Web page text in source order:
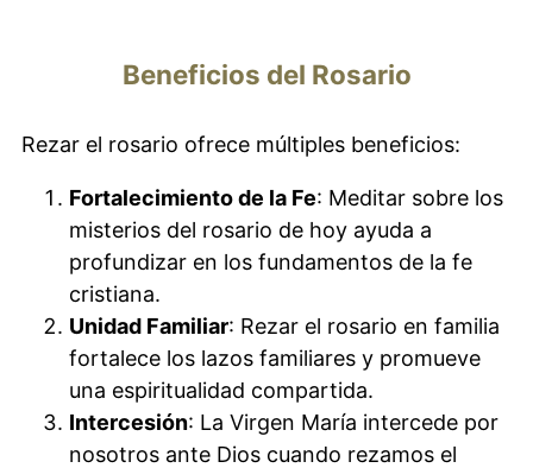
Beneficios del Rosario
Rezar el rosario ofrece múltiples beneficios:
Fortalecimiento de la Fe: Meditar sobre los
misterios del rosario de hoy ayuda a
profundizar en los fundamentos de la fe
cristiana.
Unidad Familiar: Rezar el rosario en familia
fortalece los lazos familiares y promueve
una espiritualidad compartida.
Intercesión: La Virgen María intercede por
nosotros ante Dios cuando rezamos el